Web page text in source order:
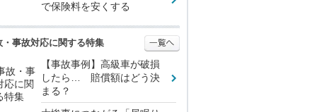
で保険料を安くする
・事故対応に関する特集
【事故事例】高級車が破損
したら… 賠償額はどう決
まる？